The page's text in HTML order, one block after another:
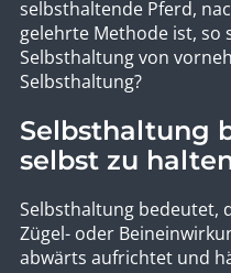
selbsthaltende Pferd,
gelehrte Methode ist, so
Selbsthaltung von
Selbsthaltung?
Selbsthaltung
selbst zu
Selbsthaltung bedeutet,
Zügel- oder
abwärts aufrichtet und